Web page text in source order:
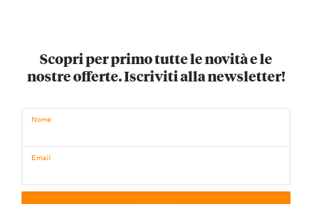
Scopri per primo tutte le novità e le
nostre offerte. Iscriviti alla newsletter!
Nome
Email